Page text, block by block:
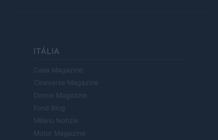
ITÁLIA
Casa Magazine
Cineverse Magazine
Donne Magazine
Food Blog
Milano Notizie
Motor Magazine